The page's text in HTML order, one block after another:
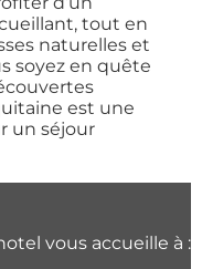
tout en
naturelles et
soyez en quête
est une
un séjour
vous accueille à :